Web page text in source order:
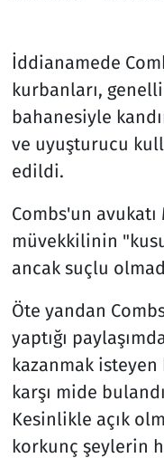
İddianamede
kurbanları,
bahanesiyle
ve uyuşturucu
edildi.
Combs'un
müvekkilinin
ancak suçlu
Öte yandan
yaptığı
kazanmak
karşı mide
Kesinlikle açık
korkunç şeylerin